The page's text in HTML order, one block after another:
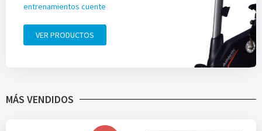
entrenamientos cuente
VER PRODUCTOS
MÁS VENDIDOS